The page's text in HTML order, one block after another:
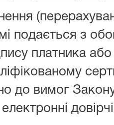
подається з
платника
до вимог